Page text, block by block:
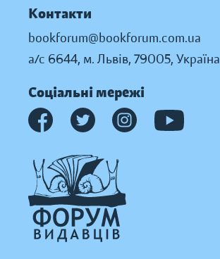
Контакти
bookforum@bookforum.com.ua
а/с 6644, м. Львів, 79005, Україна
Соціальні мережі